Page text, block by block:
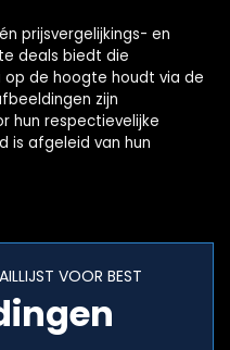
prijsvergelijkings- en
deals biedt die
op de hoogte houdt via de
zijn
hun respectievelijke
is afgeleid van hun
VOOR BEST